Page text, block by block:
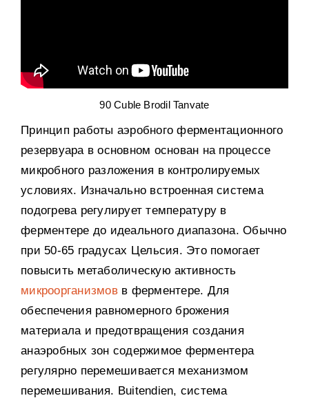
90 Cuble Brodil Tanvate
Принцип работы аэробного ферментационного
резервуара в основном основан на процессе
микробного разложения в контролируемых
условиях. Изначально встроенная система
подогрева регулирует температуру в
ферментере до идеального диапазона.Обычно
при 50-65 градусах Цельсия. Это помогает
повысить метаболическую активность
микроорганизмов в ферментере. Для
обеспечения равномерного брожения
материала и предотвращения создания
анаэробных зон содержимое ферментера
регулярно перемешивается механизмом
перемешивания. Buitendien, система